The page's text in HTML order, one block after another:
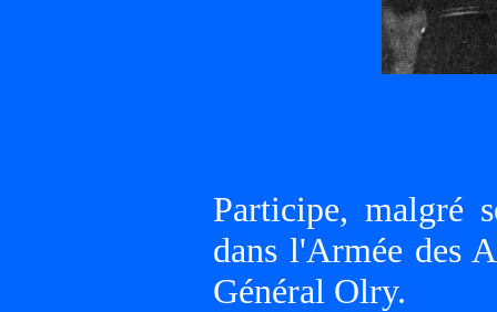
Participe, malgré
dans l'Armée des
Général Olry.